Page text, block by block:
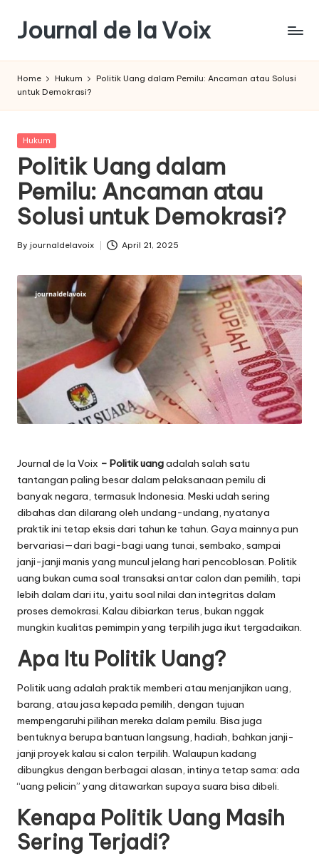
content
Journal de la Voix
Hak
Pembeli
Home Hukum
Politik Uang dalam Pemilu: Ancaman atau Solusi
untuk Demokrasi?
Posted
Hukum
Politik Uang dalam
Pemilu: Ancaman atau
Solusi untuk Demokrasi?
Posted
By journaldelavoix April 21, 2025
Journal de la Voix – Politik uangadalah salah satu
tantangan paling besar dalam pelaksanaan pemilu di
banyak negara, termasuk Indonesia. Meski udah sering
dibahas dan dilarang oleh undang-undang, nyatanya
praktik ini tetap eksis dari tahun ke tahun. Gaya mainnya pun
bervariasi—dari bagi-bagi uang tunai, sembako, sampai
janji-janji manis yang muncul jelang hari pencoblosan. Politik
uang bukan cuma soal transaksi antar calon dan pemilih, tapi
lebih dalam dari itu, yaitu soal nilai dan integritas dalam
proses demokrasi. Kalau dibiarkan terus, bukan nggak
mungkin kualitas pemimpin yang terpilih juga ikut tergadaikan.
Apa Itu Politik Uang?
Politik uang adalah praktik memberi atau menjanjikan uang,
barang, atau jasa kepada pemilih, dengan tujuan
mempengaruhi pilihan mereka dalam pemilu. Bisa juga
bentuknya berupa bantuan langsung, hadiah, bahkan janji-
janji proyek kalau si calon terpilih. Walaupun kadang
dibungkus dengan berbagai alasan, intinya tetap sama: ada
“uang pelicin” yang ditawarkan supaya suara bisa dibeli.
Kenapa Politik Uang Masih
Sering Terjadi?